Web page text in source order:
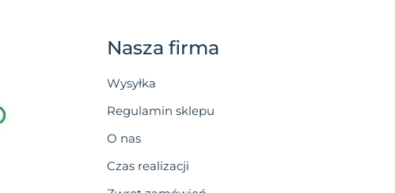
Nasza firma
Wysyłka
Regulamin sklepu
O nas
Czas realizacji